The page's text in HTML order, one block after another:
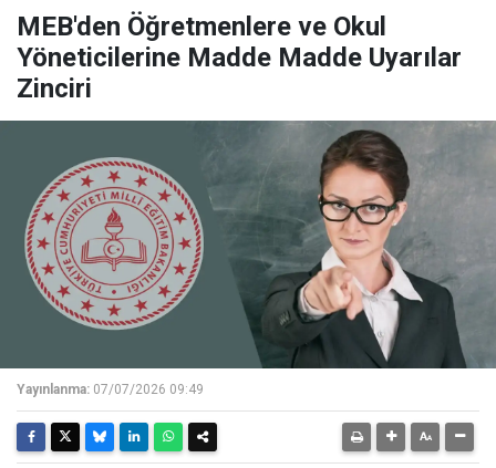
MEB'den Öğretmenlere ve Okul
Yöneticilerine Madde Madde Uyarılar
Zinciri
Yayınlanma: 07/07/2026 09:49